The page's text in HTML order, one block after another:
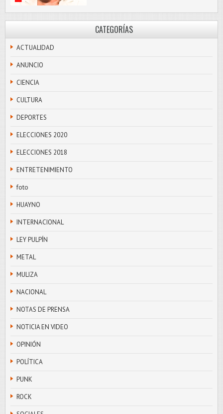
CATEGORÍAS
ACTUALIDAD
ANUNCIO
CIENCIA
CULTURA
DEPORTES
ELECCIONES 2020
ELECCIONES 2018
ENTRETENIMIENTO
foto
HUAYNO
INTERNACIONAL
LEY PULPÍN
METAL
MULIZA
NACIONAL
NOTAS DE PRENSA
NOTICIA EN VIDEO
OPINIÓN
POLÍTICA
PUNK
ROCK